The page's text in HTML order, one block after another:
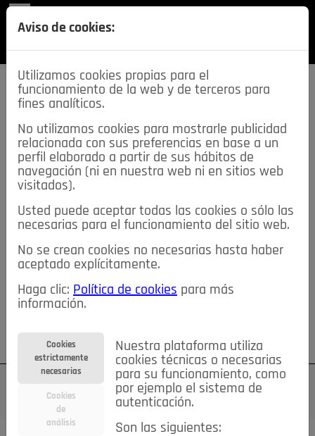
SECCIONES
descarga esta
REVISTA
≡NOTICIAS
NOTICIAS SERVICIOS DE INTERÉS
TABLÓN DE ANUNCIOS MIS ANUNCIOS CONTACTO
NOSOTROS
Su cuenta Regístrese ¿Olvidó su contraseña?
Aviso de cookies:
Utilizamos cookies propias para el
funcionamiento de la web y de terceros para
fines analíticos.
No utilizamos cookies para mostrarle publicidad
relacionada con sus preferencias en base a un
perfil elaborado a partir de sus hábitos de
navegación (ni en nuestra web ni en sitios web
visitados).
Usted puede aceptar todas las cookies o sólo las
necesarias para el funcionamiento del sitio web.
No se crean cookies no necesarias hasta haber
aceptado explícitamente.
Haga clic: Política de cookies para más
información.
Cookies
estrictamente
necesarias
Cookies
de
análisis
Nuestra plataforma utiliza
cookies técnicas o necesarias
para su funcionamiento, como
por ejemplo el sistema de
autenticación.
Son las siguientes: